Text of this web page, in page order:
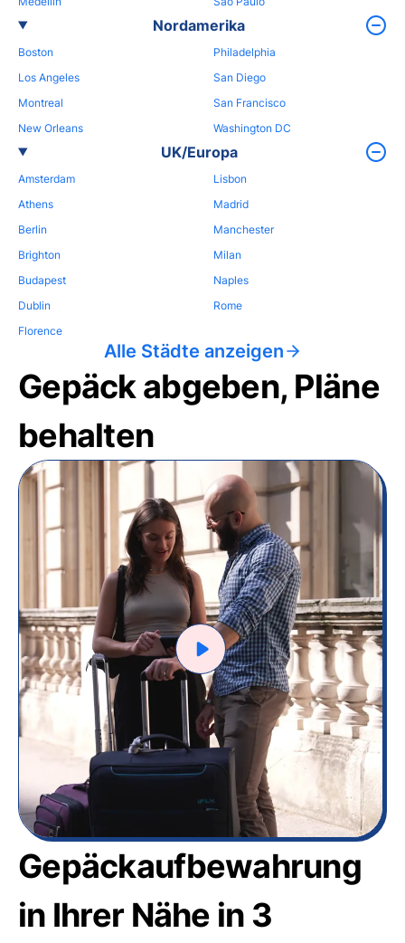
Nordamerika
Boston
Los Angeles
Montreal
New Orleans
Philadelphia
San Diego
San Francisco
Washington DC
UK/Europa
Amsterdam
Athens
Berlin
Brighton
Budapest
Dublin
Florence
Lisbon
Madrid
Manchester
Milan
Naples
Rome
Alle Städte anzeigen
Gepäck abgeben, Pläne
behalten
Gepäckaufbewahrung
in Ihrer Nähe in 3